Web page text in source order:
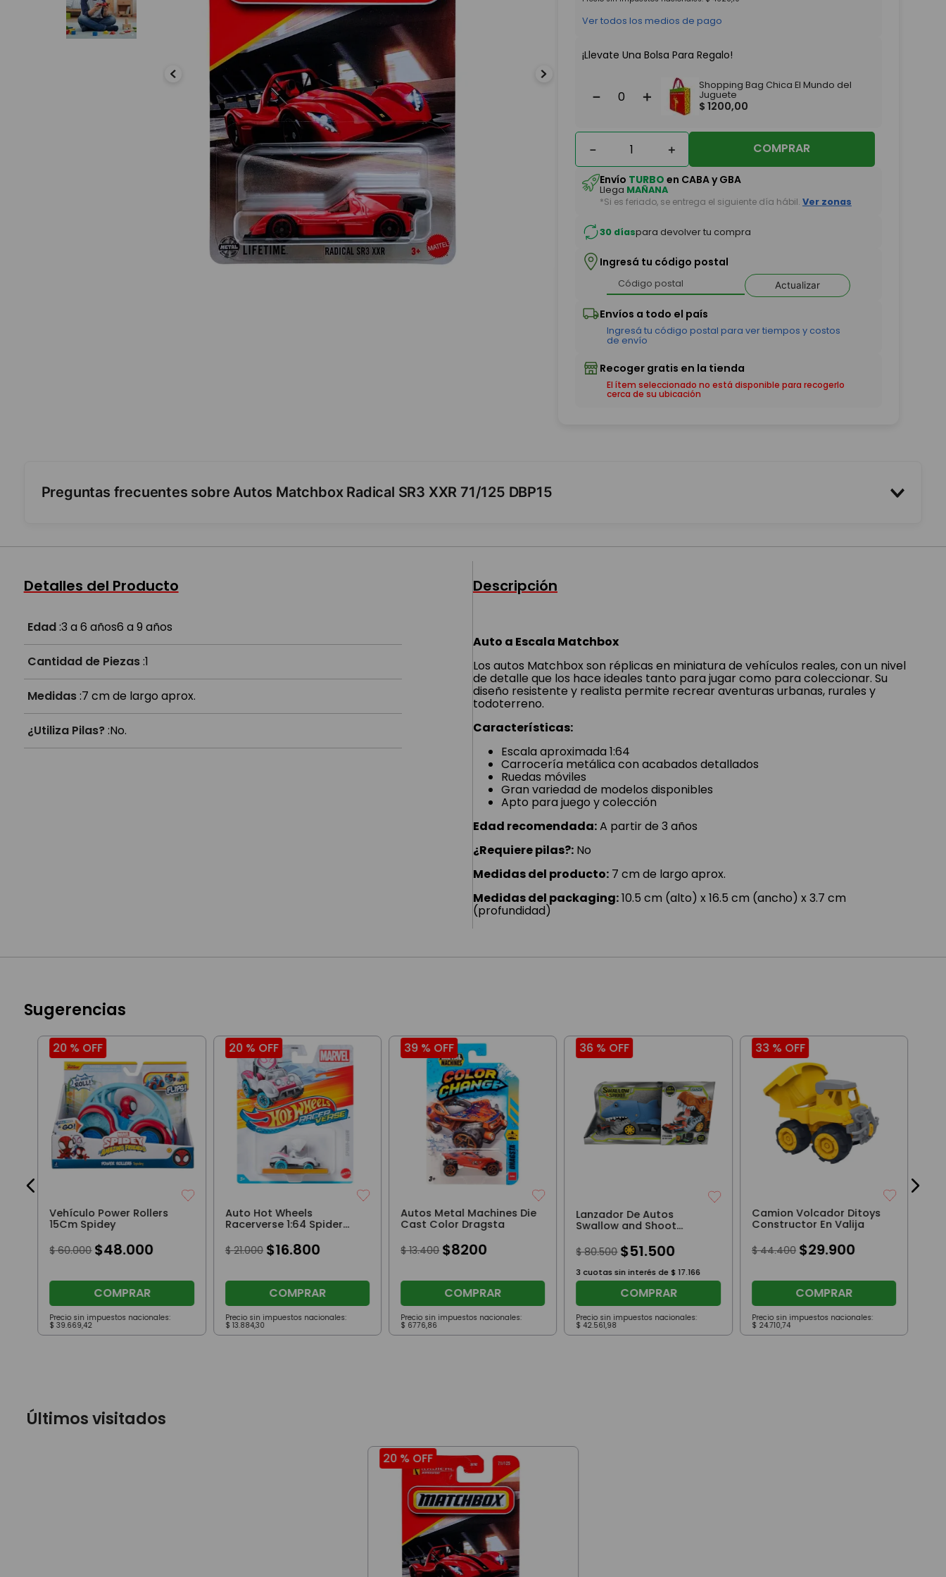
Ver todos los medios de pago
¡Llevate Una Bolsa Para Regalo!
＋
－
Shopping Bag Chica El Mundo del
Juguete
$ 1200,00
＋
－ COMPRAR
Envío TURBO en CABA y GBA
Llega MAÑANA
*Si es feriado, se entrega el siguiente día hábil. Ver zonas
30 díaspara devolver tu compra
Ingresá tu código postal
Actualizar
El ítem seleccionado no está disponible para recogerlo
cerca de su ubicación
Preguntas frecuentes sobre Autos Matchbox Radical SR3 XXR 71/125 DBP15
Detalles del Producto
Edad:3 a 6 años6 a 9 años
Cantidad de Piezas:1
Medidas:7 cm de largo aprox.
¿Utiliza Pilas?:No.
Descripción
Auto a Escala Matchbox
Los autos Matchbox son réplicas en miniatura de vehículos reales, con un nivel
de detalle que los hace ideales tanto para jugar como para coleccionar. Su
diseño resistente y realista permite recrear aventuras urbanas, rurales y
todoterreno.
Características:
Escala aproximada 1:64
Carrocería metálica con acabados detallados
Ruedas móviles
Gran variedad de modelos disponibles
Apto para juego y colección
Edad recomendada:A partir de 3 años
¿Requiere pilas?: No
Medidas del producto: 7 cm de largo aprox.
Medidas del packaging:10.5 cm (alto) x 16.5 cm (ancho) x 3.7 cm
(profundidad)
Sugerencias
20 % OFF
Vehículo Power Rollers
15Cm Spidey
$ 60.000 $48.000
COMPRAR
Precio sin impuestos nacionales:
$ 39.669,42
20 % OFF
Auto Hot Wheels
Racerverse 1:64 Spider
$ 21.000 $16.800
COMPRAR
Precio sin impuestos nacionales:
$ 13.884,30
39 % OFF
Autos Metal Machines Die
Cast Color Dragsta
$ 13.400 $8200
COMPRAR
Precio sin impuestos nacionales:
$ 6776,86
36 % OFF
Lanzador De Autos
Swallow and Shoot
$ 80.500 $51.500
3 cuotas sin interés de $ 17.166
COMPRAR
Precio sin impuestos nacionales:
$ 42.561,98
33 % OFF
Camion Volcador Ditoys
Constructor En Valija
$ 44.400 $29.900
COMPRAR
Precio sin impuestos nacionales:
$ 24.710,74
Últimos visitados
20 %OFF